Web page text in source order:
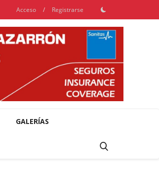
Acceso / Registrarse
GALERÍAS